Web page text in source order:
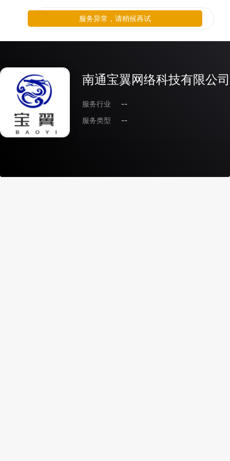
南通宝翼网络科技有限公司
服务行业
--
服务类型
--
服务异常，请稍候再试